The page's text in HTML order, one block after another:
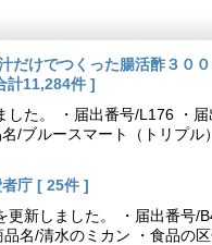
だけでつくった腸活酢３０
計11,284件 ]
た。 ・届出番号/L176 ・
/ブルースマート（トリプ
庁 [ 25件 ]
更新しました。 ・届出番号/
名/清水のミカン ・食品の